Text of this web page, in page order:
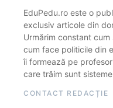
EduPedu.ro este o
exclusiv articole din
Urmărim constant
cum face politicile din
îi formează pe
care trăim sunt
CONTACT REDACȚIE